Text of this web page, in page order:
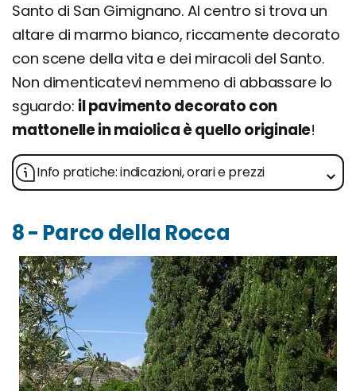
Santo di San Gimignano. Al centro si trova un
altare di marmo bianco, riccamente decorato
con scene della vita e dei miracoli del Santo.
Non dimenticatevi nemmeno di abbassare lo
sguardo: il pavimento decorato con
mattonelle in maiolica è quello originale!
Info pratiche: indicazioni, orari e prezzi
8 - Parco della Rocca